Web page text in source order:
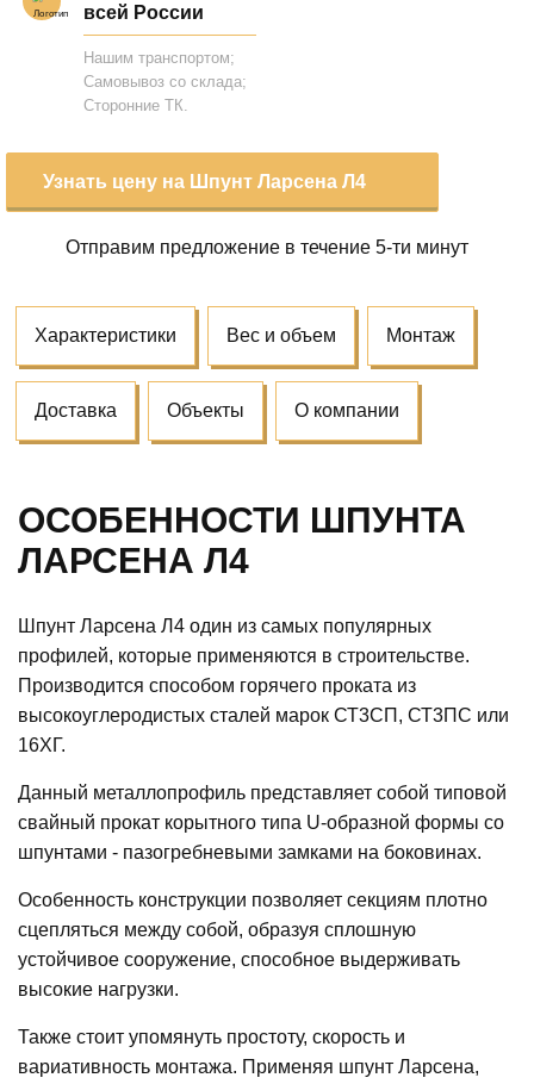
всей России
Нашим транспортом;
Самовывоз со склада;
Сторонние ТК.
Узнать цену на Шпунт Ларсена Л4
Отправим предложение в течение 5-ти минут
Характеристики Вес и объем Монтаж
Доставка Объекты О компании
ОСОБЕННОСТИ ШПУНТА
ЛАРСЕНА Л4
Шпунт Ларсена Л4 один из самых популярных
профилей, которые применяются в строительстве.
Производится способом горячего проката из
высокоуглеродистых сталей марок СТ3СП, СТ3ПС или
16ХГ.
Данный металлопрофиль представляет собой типовой
свайный прокат корытного типа U-образной формы со
шпунтами - пазогребневыми замками на боковинах.
Особенность конструкции позволяет секциям плотно
сцепляться между собой, образуя сплошную
устойчивое сооружение, способное выдерживать
высокие нагрузки.
Также стоит упомянуть простоту, скорость и
вариативность монтажа. Применяя шпунт Ларсена,